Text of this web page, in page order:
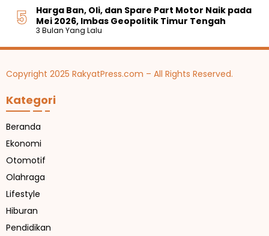
Harga Ban, Oli, dan Spare Part Motor Naik pada
Mei 2026, Imbas Geopolitik Timur Tengah
3 Bulan Yang Lalu
Copyright 2025 RakyatPress.com – All Rights Reserved.
Kategori
Beranda
Ekonomi
Otomotif
Olahraga
Lifestyle
Hiburan
Pendidikan